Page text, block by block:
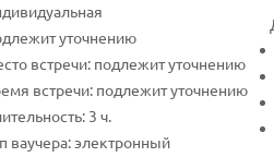
уточнению
встречи: подлежит уточнению
встречи: подлежит уточнению
3 ч.
ваучера: электронный